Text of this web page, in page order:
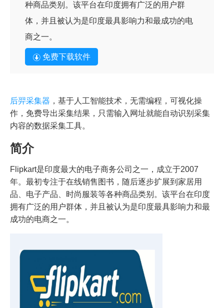
种商品类别。该平台在印度拥有广泛的用户群
体，并且被认为是印度最具影响力和最成功的电
商之一。
免费下载软件
后羿采集器 ，基于人工智能技术，无需编程，可视化操
作，免费导出采集结果，只需输入网址就能自动识别采集
内容的数据采集工具。
简介
Flipkart是印度最大的电子商务公司之一，成立于2007
年。最初专注于在线销售图书，随后逐步扩展到家居用
品、电子产品、时尚服装等各种商品类别。该平台在印度
拥有广泛的用户群体，并且被认为是印度最具影响力和最
成功的电商之一。